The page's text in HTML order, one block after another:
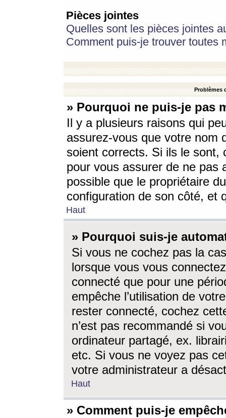
Pièces jointes
Quelles sont les pièces jointes
Comment puis-je trouver toutes
Problèmes
» Pourquoi ne puis-je pas
Il y a plusieurs raisons qui
assurez-vous que votre nom
soient corrects. Si ils le sont,
pour vous assurer de ne pas
possible que le propriétaire
configuration de son côté, et
Haut
» Pourquoi suis-je
Si vous ne cochez pas la
lorsque vous vous
connecté que pour une
empêche l’utilisation de
rester connecté, cochez
n’est pas recommandé si
ordinateur partagé, ex.
etc. Si vous ne voyez pas
votre administrateur a
Haut
» Comment puis-je